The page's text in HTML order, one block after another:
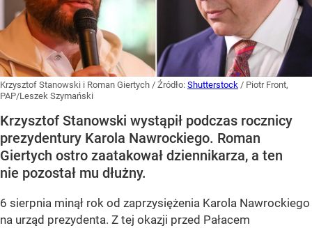
Krzysztof Stanowski i Roman Giertych / Źródło: Shutterstock / Piotr Front,
PAP/Leszek Szymański
Krzysztof Stanowski wystąpił podczas rocznicy
prezydentury Karola Nawrockiego. Roman
Giertych ostro zaatakował dziennikarza, a ten
nie pozostał mu dłużny.
6 sierpnia minął rok od zaprzysiężenia Karola Nawrockiego
na urząd prezydenta. Z tej okazji przed Pałacem